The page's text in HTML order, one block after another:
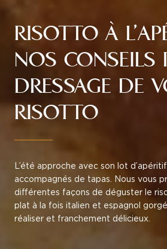
RISOTTO À
NOS CONSEILS
DRESSAGE DE
RISOTTO
L’été approche avec son lot
accompagnés de tapas. Nous vous
différentes façons de déguster le
plat à la fois italien et espagnol
réaliser et franchement délicieux.